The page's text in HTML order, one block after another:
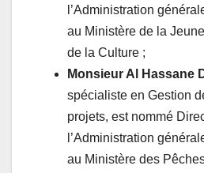
l’Administration
au Ministère de la
de la Culture ;
Monsieur Al Hassane
spécialiste en Gestion
projets, est nommé
l’Administration
au Ministère des